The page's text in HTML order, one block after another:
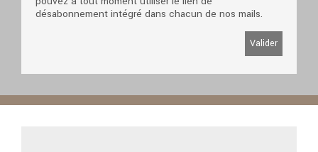
désabonnement intégré dans chacun de nos mails.